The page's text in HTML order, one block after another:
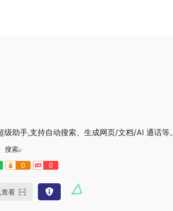
助手,支持自动搜索、生成网页/文档/AI 通话等。
搜索
0 0
看